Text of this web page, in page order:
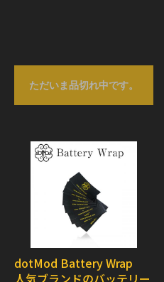
ただいま品切れ中です。
dotMod Battery Wrap
人気ブランドのバッテリー